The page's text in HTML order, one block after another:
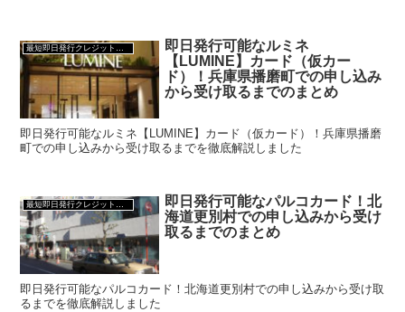
最短即日発行クレジットカード
即日発行可能なルミネ
【LUMINE】カード（仮カー
ド）！兵庫県播磨町での申し込み
から受け取るまでのまとめ
即日発行可能なルミネ【LUMINE】カード（仮カード）！兵庫県播磨
町での申し込みから受け取るまでを徹底解説しました
即日発行可能なパルコカード！北
海道更別村での申し込みから受け
取るまでのまとめ
即日発行可能なパルコカード！北海道更別村での申し込みから受け取
るまでを徹底解説しました